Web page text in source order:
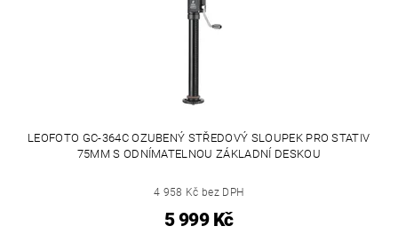
LEOFOTO GC-364C OZUBENÝ STŘEDOVÝ SLOUPEK PRO STATIV
75MM S ODNÍMATELNOU ZÁKLADNÍ DESKOU
4 958 Kč bez DPH
5 999 Kč